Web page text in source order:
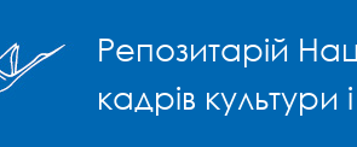
Репозитарій
кадрів